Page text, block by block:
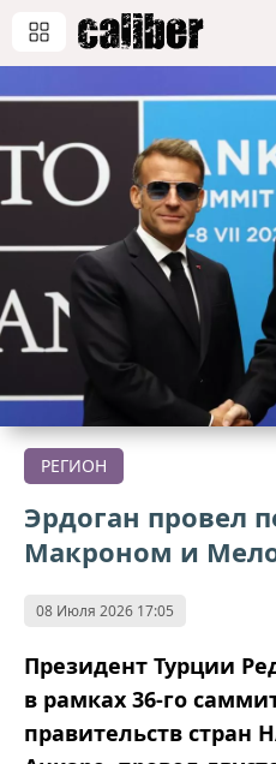
РЕГИОН
Эрдоган провел
Макроном и
08 Июля 2026 17:05
Президент Турции
в рамках 36-го
правительств стран